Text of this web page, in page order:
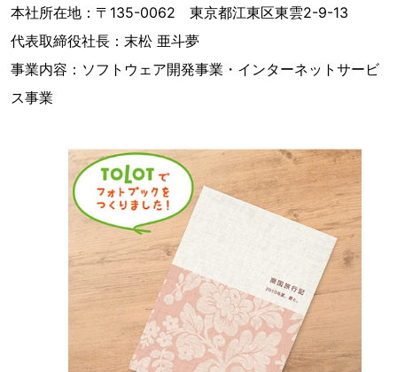
本社所在地：〒135-0062 東京都江東区東雲2-9-13
代表取締役社長：末松 亜斗夢
事業内容：ソフトウェア開発事業・インターネットサービ
ス事業